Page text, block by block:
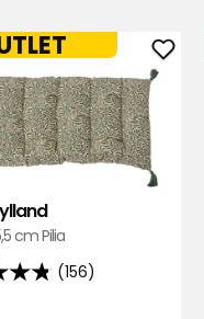
cm Pilia
(156)
Lägg